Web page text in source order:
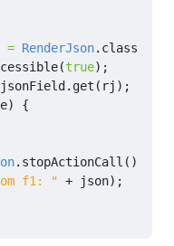
= RenderJson. class
(true);
jsonField . get ( rj );
e)
{
. stopActionCall ();
f1: " + json);